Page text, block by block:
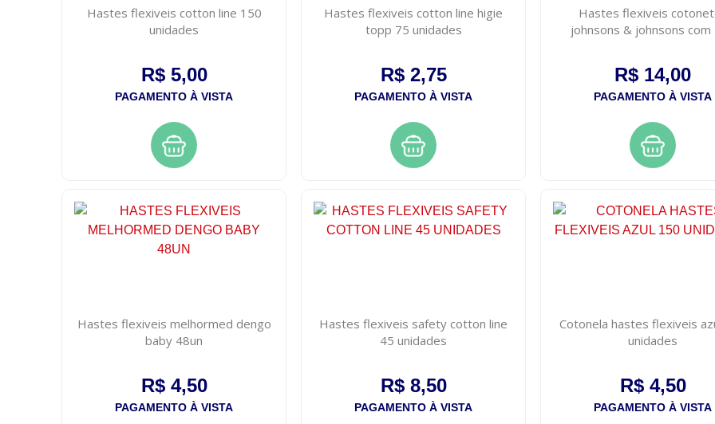
Hastes flexiveis cotton line 150
unidades
R$ 5,00
PAGAMENTO À VISTA
Hastes flexiveis cotton line higie
topp 75 unidades
R$ 2,75
PAGAMENTO À VISTA
Hastes flexiveis
johnsons & johnsons com
R$ 14,00
PAGAMENTO À VISTA
Hastes flexiveis melhormed dengo
baby 48un
R$ 4,50
PAGAMENTO À VISTA
Hastes flexiveis safety cotton line
45 unidades
R$ 8,50
PAGAMENTO À VISTA
Cotonela hastes flexiveis
unidades
R$ 4,50
PAGAMENTO À VISTA